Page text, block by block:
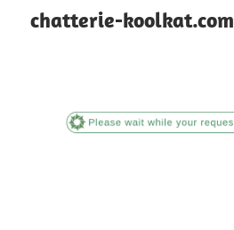
chatterie-koolkat.com